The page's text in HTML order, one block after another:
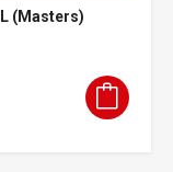
(Masters)